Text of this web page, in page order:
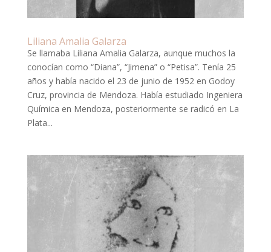
Liliana Amalia Galarza
Se llamaba Liliana Amalia Galarza, aunque muchos la
conocían como “Diana”, “Jimena” o “Petisa”. Tenía 25
años y había nacido el 23 de junio de 1952 en Godoy
Cruz, provincia de Mendoza. Había estudiado Ingeniera
Química en Mendoza, posteriormente se radicó en La
Plata...